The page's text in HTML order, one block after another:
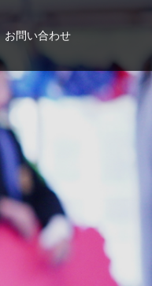
お問い合わせ